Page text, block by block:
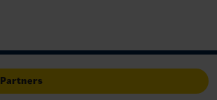
Partners